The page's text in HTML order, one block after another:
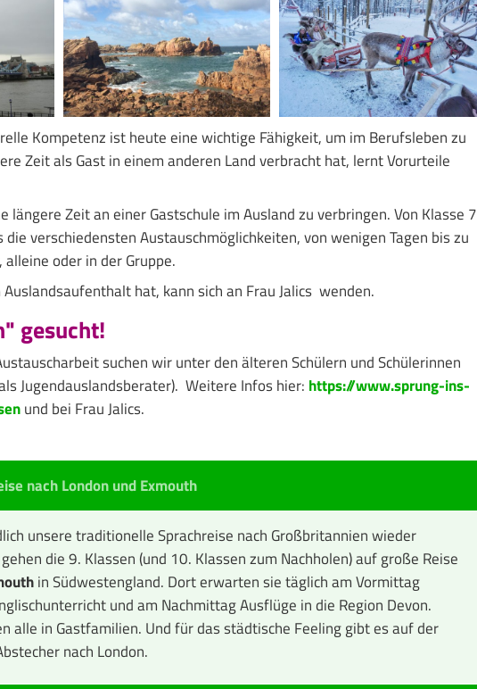
Kompetenz ist heute eine wichtige Fähigkeit, um im Berufsleben zu
Zeit als Gast in einem anderen Land verbracht hat, lernt Vorurteile
längere Zeit an einer Gastschule im Ausland zu verbringen. Von Klasse 7
verschiedensten Austauschmöglichkeiten, von wenigen Tagen bis zu
oder in der Gruppe.
hat, kann sich an Frau Jalics wenden.
gesucht!
suchen wir unter den älteren Schülern und Schülerinnen
Jugendauslandsberater). Weitere Infos hier: https://www.sprung-ins-
und bei Frau Jalics.
nach London und Exmouth
unsere traditionelle Sprachreise nach Großbritannien wieder
die 9. Klassen (und 10. Klassen zum Nachholen) auf große Reise
in Südwestengland. Dort erwarten sie täglich am Vormittag
und am Nachmittag Ausflüge in die Region Devon.
alle in Gastfamilien. Und für das städtische Feeling gibt es auf der
nach London.